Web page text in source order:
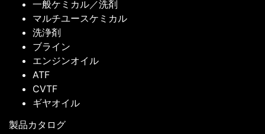
一般ケミカル／洗剤
マルチユースケミカル
洗浄剤
ブライン
エンジンオイル
ATF
CVTF
ギヤオイル
製品カタログ